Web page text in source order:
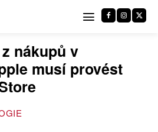
nákupů v
musí provést